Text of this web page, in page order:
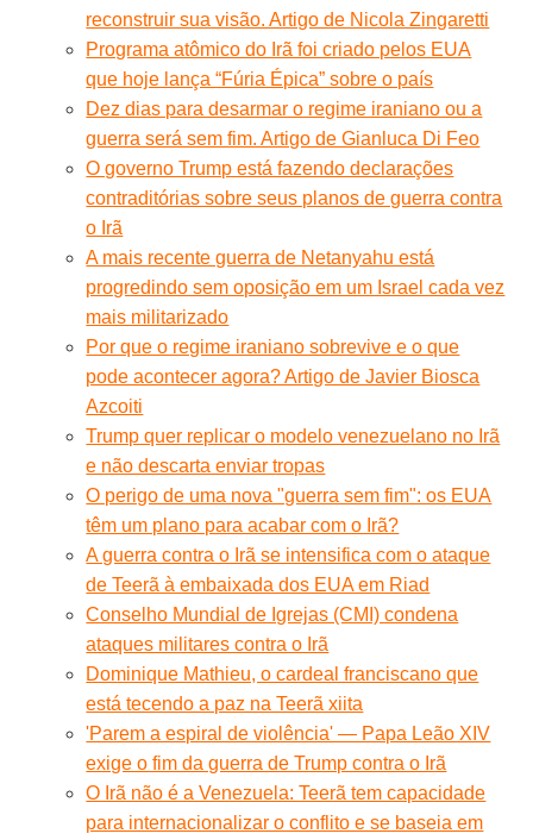
reconstruir sua visão. Artigo de Nicola Zingaretti
Programa atômico do Irã foi criado pelos EUA
que hoje lança “Fúria Épica” sobre o país
Dez dias para desarmar o regime iraniano ou a
guerra será sem fim. Artigo de Gianluca Di Feo
O governo Trump está fazendo declarações
contraditórias sobre seus planos de guerra contra
o Irã
A mais recente guerra de Netanyahu está
progredindo sem oposição em um Israel cada vez
mais militarizado
Por que o regime iraniano sobrevive e o que
pode acontecer agora? Artigo de Javier Biosca
Azcoiti
Trump quer replicar o modelo venezuelano no Irã
e não descarta enviar tropas
O perigo de uma nova "guerra sem fim": os EUA
têm um plano para acabar com o Irã?
A guerra contra o Irã se intensifica com o ataque
de Teerã à embaixada dos EUA em Riad
Conselho Mundial de Igrejas (CMI) condena
ataques militares contra o Irã
Dominique Mathieu, o cardeal franciscano que
está tecendo a paz na Teerã xiita
'Parem a espiral de violência' — Papa Leão XIV
exige o fim da guerra de Trump contra o Irã
O Irã não é a Venezuela: Teerã tem capacidade
para internacionalizar o conflito e se baseia em